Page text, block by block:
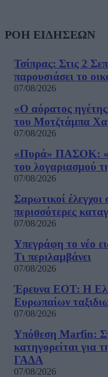
ΡΟΗ ΕΙΔΗΣΕΩΝ
Τσίπρας: Στις 2
παρουσιάσει το
07/08/2026
«Ο αόρατος
του Μοτζτάμπα
07/08/2026
«Πυρά» ΠΑΣΟΚ:
του λογαριασμού
07/08/2026
Σαρωτικοί έλεγχοι
περισσότερες
07/08/2026
Υπεγράφη το νέο
Τι περιλαμβάνει
07/08/2026
Έρευνα ΕΟΤ: Η
Ευρωπαίων
07/08/2026
Υπόθεση Marfin:
κατηγορείται για
ΓΑΔΑ
07/08/2026